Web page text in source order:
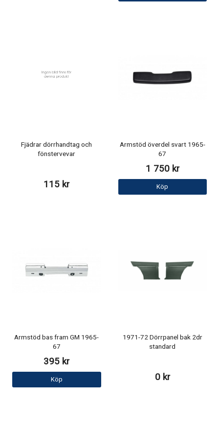
Fjädrar dörrhandtag och
fönstervevar
115 kr
Armstöd överdel svart 1965-
67
1 750 kr
Köp
Armstöd bas fram GM 1965-
67
395 kr
Köp
1971-72 Dörrpanel bak 2dr
standard
0 kr